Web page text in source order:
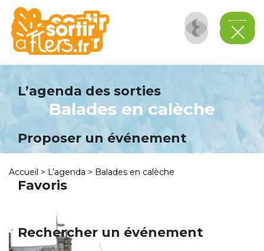
L’agenda des sorties
Proposer un événement
Favoris
Rechercher un événement
Balades en calèche
Accueil > L’agenda > Balades en calèche
Panneau de gestion des cookies